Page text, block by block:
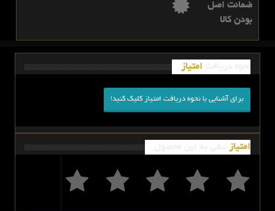
ضمانت اصل
بودن کالا
امتیاز
برای آشنایی با نحوه دریافت امتیاز کلیک کنید!
امتیاز